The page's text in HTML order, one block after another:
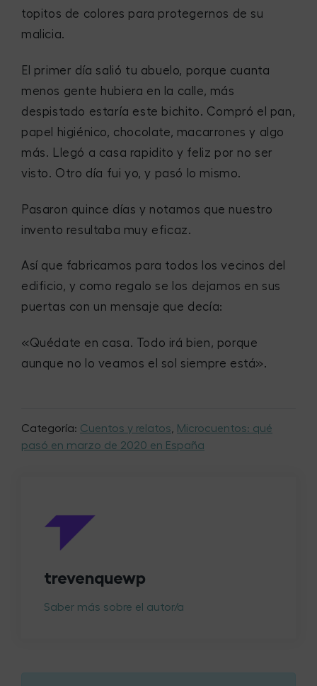
topitos de colores para protegernos de su
malicia.
El primer día salió tu abuelo, porque cuanta
menos gente hubiera en la calle, más
despistado estaría este bichito. Compró el pan,
papel higiénico, chocolate, macarrones y algo
más. Llegó a casa rapidito y feliz por no ser
visto. Otro día fui yo, y pasó lo mismo.
Pasaron quince días y notamos que nuestro
invento resultaba muy eficaz.
Así que fabricamos para todos los vecinos del
edificio, y como regalo se los dejamos en sus
puertas con un mensaje que decía:
«Quédate en casa. Todo irá bien, porque
aunque no lo veamos el sol siempre está».
Categoría: Cuentos y relatos
Microcuentos: qué
pasó en marzo de 2020 en España
trevenquewp
Saber más sobre el autor/a